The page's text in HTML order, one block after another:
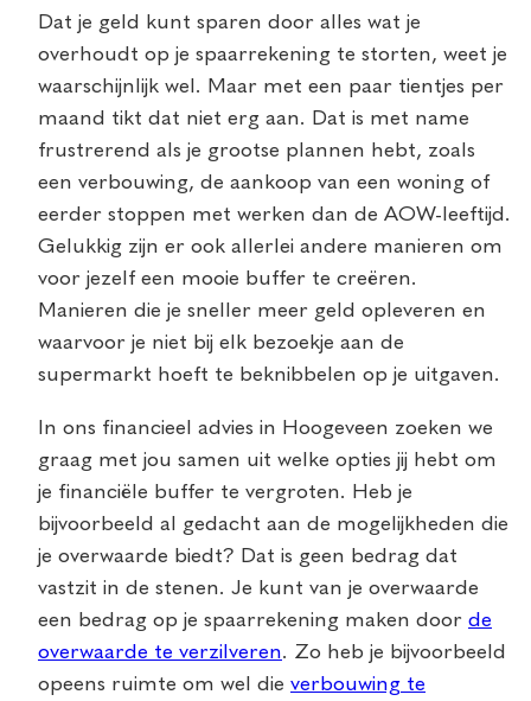
Dat je geld kunt sparen door alles wat je
overhoudt op je spaarrekening te storten, weet je
waarschijnlijk wel. Maar met een paar tientjes per
maand tikt dat niet erg aan. Dat is met name
frustrerend als je grootse plannen hebt, zoals
een verbouwing, de aankoop van een woning of
eerder stoppen met werken dan de AOW-leeftijd.
Gelukkig zijn er ook allerlei andere manieren om
voor jezelf een mooie buffer te creëren.
Manieren die je sneller meer geld opleveren en
waarvoor je niet bij elk bezoekje aan de
supermarkt hoeft te beknibbelen op je uitgaven.
In ons financieel advies in Hoogeveen zoeken we
graag met jou samen uit welke opties jij hebt om
je financiële buffer te vergroten. Heb je
bijvoorbeeld al gedacht aan de mogelijkheden die
je overwaarde biedt? Dat is geen bedrag dat
vastzit in de stenen. Je kunt van je overwaarde
een bedrag op je spaarrekening maken door de
overwaarde te verzilveren. Zo heb je bijvoorbeeld
opeens ruimte om wel die verbouwing te